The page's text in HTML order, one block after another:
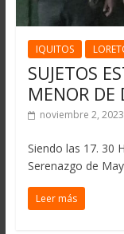
IQUITOS
SUJETOS
MENOR DE
noviembre 2, 2023
Siendo las 17. 30
Serenazgo de
Leer más